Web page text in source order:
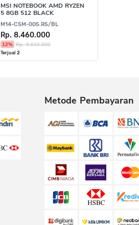
MSI NOTEBOOK AMD RYZEN
5 8GB 512 BLACK
M14-C5M-005.R5/BL
Rp. 8.460.000
12% Rp. 9.610.000
Terjual 2
Metode Pembayaran